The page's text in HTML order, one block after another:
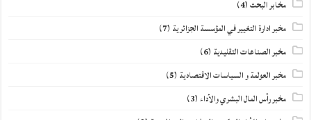
مخابر البحث(4)
مخبر ادارة التغيير في المؤسسة الجزائرية (7)
مخبر الصناعات التقليدية (6)
مخبر العولمة و السياسات الاقتصادية (5)
مخبر رأس المال البشري والأداء(3)